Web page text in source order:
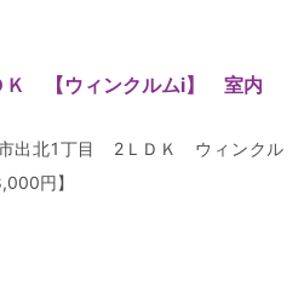
Ｋ 【ウィンクルムi】 室内
市出北1丁目 2ＬＤＫ ウィンクル
円】